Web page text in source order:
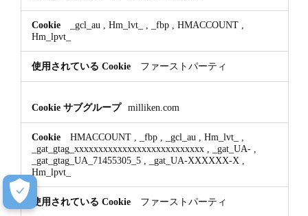
_gcl_au Hm_lvt_ _fbp HMACCOUNT
Hm_lpvt_
ファーストパーティ
milliken.com
HMACCOUNT _fbp _gcl_au Hm_lvt_
_gat_gtag_xxxxxxxxxxxxxxxxxxxxxxxxxxx
_gat_UA-
_gat_gtag_UA_71455305_5
_gat_UA-XXXXXX-X
Hm_lpvt_
ファーストパーティ